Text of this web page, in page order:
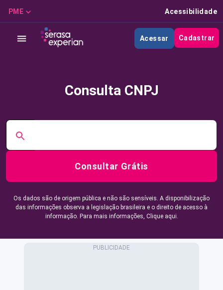
PME Acessibilidade
Acessar Cadastrar
Consulta CNPJ
Consultar Grátis
Os dados são de origem pública e não são sensíveis. A disponibilização
das informações observa a legislação brasileira e o direito de acesso à
informação. Para mais informações, Clique aqui.